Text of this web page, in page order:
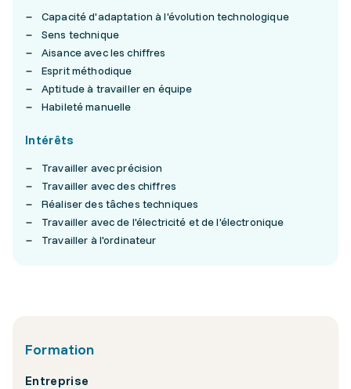
Capacité d'adaptation à l'évolution technologique
Sens technique
Aisance avec les chiffres
Esprit méthodique
Aptitude à travailler en équipe
Habileté manuelle
Intérêts
Travailler avec précision
Travailler avec des chiffres
Réaliser des tâches techniques
Travailler avec de l'électricité et de l'électronique
Travailler à l'ordinateur
Formation
Entreprise